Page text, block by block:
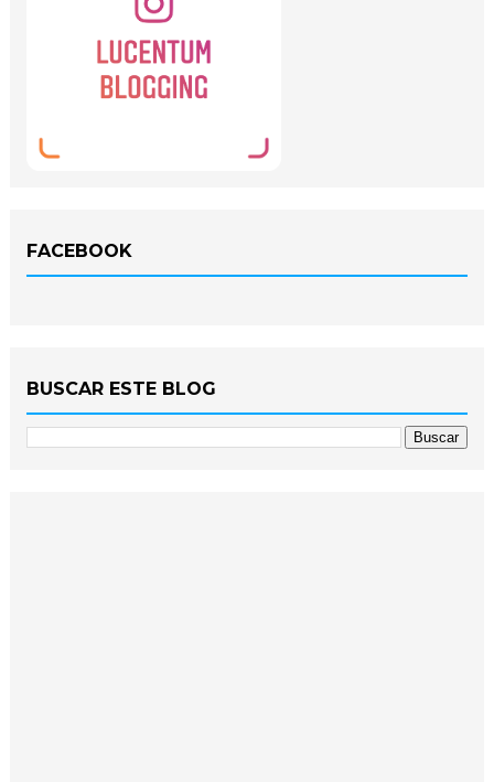
FACEBOOK
BUSCAR ESTE BLOG